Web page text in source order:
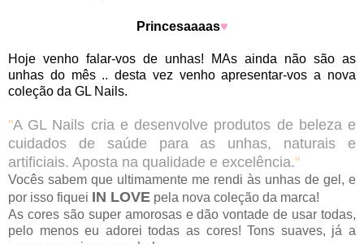
Princesaaaas♥
Hoje venho falar-vos de unhas! MAs ainda não são as
unhas do mês .. desta vez venho apresentar-vos a nova
coleção da GL Nails.
"A GL Nails cria e desenvolve produtos de beleza e
cuidados de saúde para as unhas, naturais e
artificiais. Aposta na qualidade e excelência."
Vocês sabem que ultimamente me rendi às unhas de gel, e
por isso fiquei IN LOVE pela nova coleção da marca!
As cores são super amorosas e dão vontade de usar todas,
pelo menos eu adorei todas as cores! Tons suaves, já a